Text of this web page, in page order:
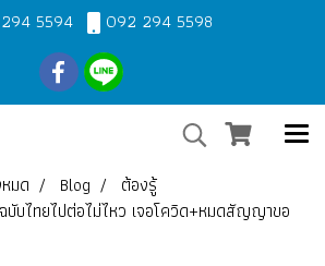
5594 092 294 5598
มด Blog
ต้องรู้
บับไทยไปต่อไม่ไหว เจอโควิด+หมดสัญญาขอ